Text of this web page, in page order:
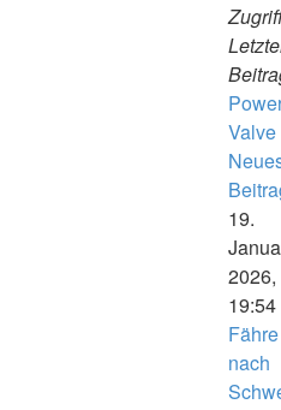
Valve
19.
2026,
19:54
Fähre
nach